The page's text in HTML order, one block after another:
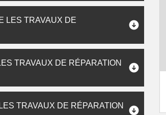
LES TRAVAUX DE
TRAVAUX DE RÉPARATION
TRAVAUX DE RÉPARATION